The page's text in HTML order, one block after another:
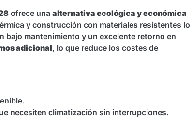
ofrece una alternativa ecológica y económica
y construcción con materiales resistentes lo
bajo mantenimiento y un excelente retorno en
adicional, lo que reduce los costes de
necesiten climatización sin interrupciones.